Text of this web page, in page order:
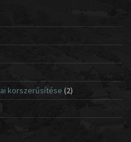
korszerűsítése (2)